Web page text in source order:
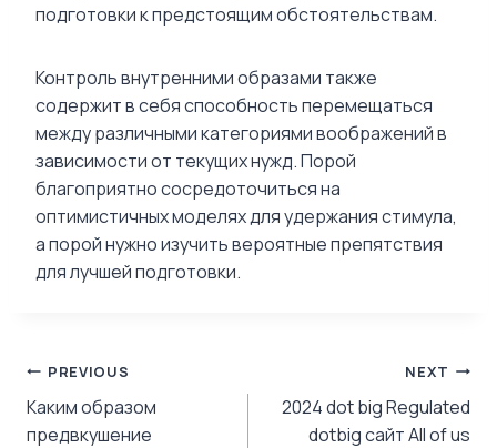
подготовки к предстоящим обстоятельствам.
Контроль внутренними образами также
содержит в себя способность перемещаться
между различными категориями воображений в
зависимости от текущих нужд. Порой
благоприятно сосредоточиться на
оптимистичных моделях для удержания стимула,
а порой нужно изучить вероятные препятствия
для лучшей подготовки.
Post
navigation
PREVIOUS
Каким образом
предвкушение
NEXT
2024 dot big Regulated
dotbig сайт All of us